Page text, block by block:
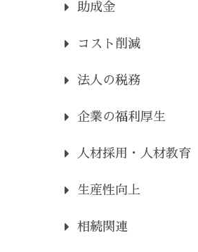
助成金
コスト削減
法人の税務
企業の福利厚生
人材採用・人材教育
生産性向上
相続関連